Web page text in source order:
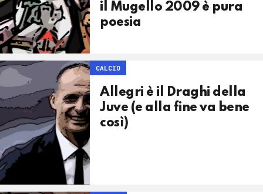
il Mugello 2009 è pura
poesia
CALCIO
Allegri è il Draghi della
Juve (e alla fine va bene
così)